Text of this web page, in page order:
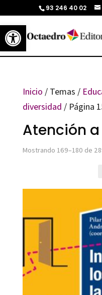
Abrir barra de herramientas
93 246 40 02
Inicio / Temas /
diversidad / Página
Atención
Mostrando 169–180 de